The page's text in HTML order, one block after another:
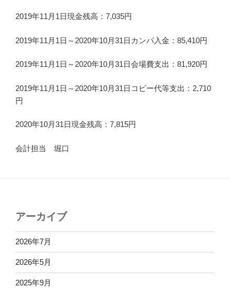
2019年11月1日現金残高：7,035円
2019年11月1日～2020年10月31日カンパ入金：85,410円
2019年11月1日～2020年10月31日会場費支出：81,920円
2019年11月1日～2020年10月31日コピー代等支出：2,710
円
2020年10月31日現金残高：7,815円
会計担当 堀口
アーカイブ
2026年7月
2026年5月
2025年9月